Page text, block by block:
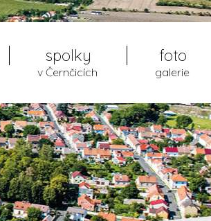
spolky
v Černčicích
foto
galerie